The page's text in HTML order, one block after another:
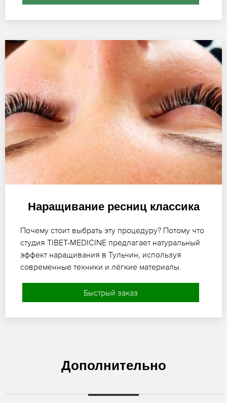
Наращивание ресниц классика
Почему стоит выбрать эту процедуру? Потому что
студия TIBET-MEDICINE предлагает натуральный
эффект наращивания в Тульчин, используя
современные техники и лёгкие материалы.
Быстрый заказ
Дополнительно